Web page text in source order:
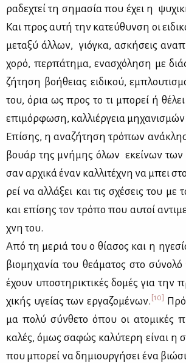
ρα­δε­χτεί τη ση­μα­σία που έχει η
Και προς αυ­τή την κα­τεύ­θυν­ση οι
με­τα­ξύ άλ­λων, γιό­γκα, ασκή­σεις
χο­ρό, περ­πά­τη­μα, ενα­σχό­λη­ση με
ζή­τη­ση βο­ή­θειας ει­δι­κού,
του, όρια ως προς το τι μπο­ρεί ή
επι­μόρ­φω­ση, καλ­λιέρ­γεια
Επί­σης, η ανα­ζή­τη­ση τρό­πων
βουάρ της μνή­μης όλων εκεί­νων
σαν αρ­χι­κά έναν καλ­λι­τέ­χνη να μπει
ρεί να αλ­λά­ξει και τις σχέ­σεις του με
και επί­σης τον τρό­πο που αυ­τοί
χνη του.
Από τη με­ριά του ο θί­α­σος και η
βιο­μη­χα­νία του θε­ά­μα­τος στο
έχουν υπο­στη­ρι­κτι­κές δο­μές για την
χι­κής υγεί­ας των ερ­γα­ζο­μέ­νων. [10]
μα πο­λύ σύν­θε­το όπου οι ατο­μι­κές
κα­λές, όμως σα­φώς κα­λύ­τε­ρη εί­ναι η
που μπο­ρεί να δη­μιουρ­γή­σει ένα